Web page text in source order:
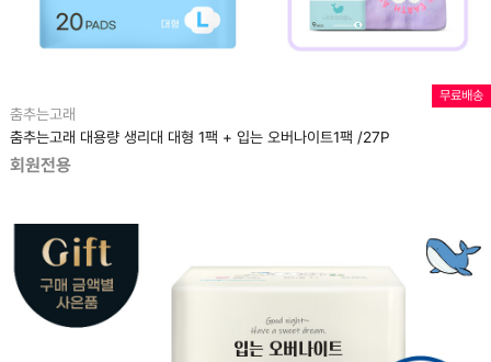
무료배송
춤추는고래
춤추는고래 대용량 생리대 대형 1팩 + 입는 오버나이트1팩 /27P
회원전용